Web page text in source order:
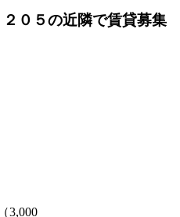
０５の近隣で賃貸募集
3,000